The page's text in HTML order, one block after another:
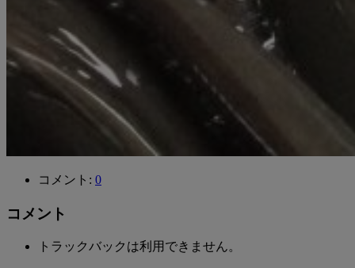
コメント: 0
コメント
トラックバックは利用できません。